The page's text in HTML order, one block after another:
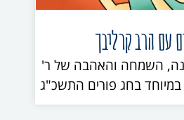
עם הרב קרליבך
השמחה והאהבה של ר'
בחג פורים התשכ"ג